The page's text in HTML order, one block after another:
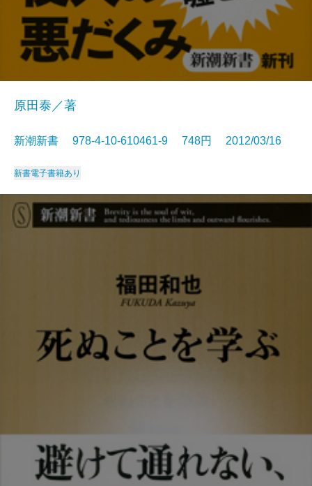
原田泰／著
新潮新書 978-4-10-610461-9 748円 2012/03/16
新書電子書籍あり